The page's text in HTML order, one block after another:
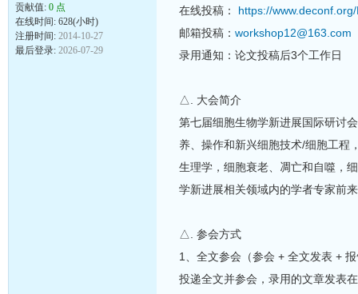
贡献值: 0 点
在线时间: 628(小时)
注册时间: 2014-10-27
最后登录: 2026-07-29
在线投稿： https://
邮箱投稿： workshop12@163.com
录用通知：论文投稿后3个工作日
△. 大会简介
第七届细胞生物学新进展国际研讨
养、操作和新兴细胞技术/细胞工程
生理学，细胞衰老、凋亡和自噬，
学新进展相关领域内的学者专家前
△. 参会方式
1、全文参会（参会 + 全文发表 +
投递全文并参会，录用的文章发表